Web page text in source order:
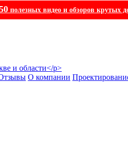
полезных видео и обзоров крутых
О компании